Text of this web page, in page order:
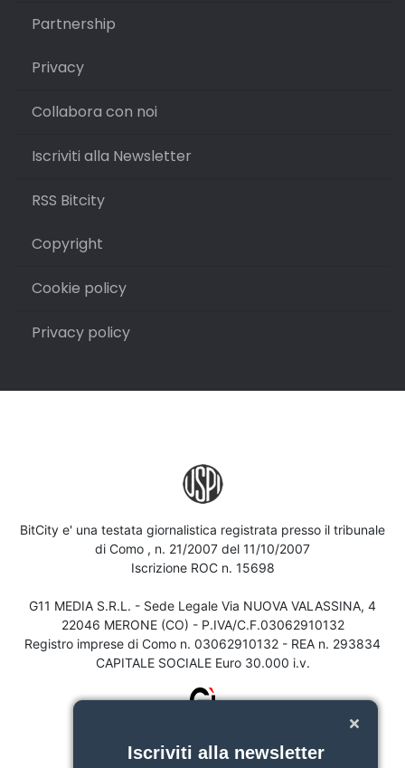
Partnership
Privacy
Collabora con noi
Iscriviti alla Newsletter
RSS Bitcity
Copyright
Cookie policy
Privacy policy
BitCity e' una testata giornalistica registrata presso il tribunale
di Como , n. 21/2007 del 11/10/2007
Iscrizione ROC n. 15698
G11 MEDIA S.R.L. - Sede Legale Via NUOVA VALASSINA, 4
22046 MERONE (CO) - P.IVA/C.F.03062910132
Registro imprese di Como n. 03062910132 - REA n. 293834
CAPITALE SOCIALE Euro 30.000 i.v.
Iscriviti alla newsletter